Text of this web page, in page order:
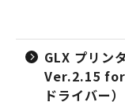
GLX プリン
Ver.2.15 for
ドライバー）